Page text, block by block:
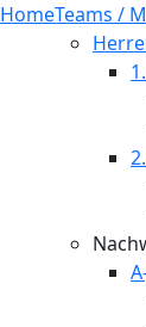
HomeTeams /